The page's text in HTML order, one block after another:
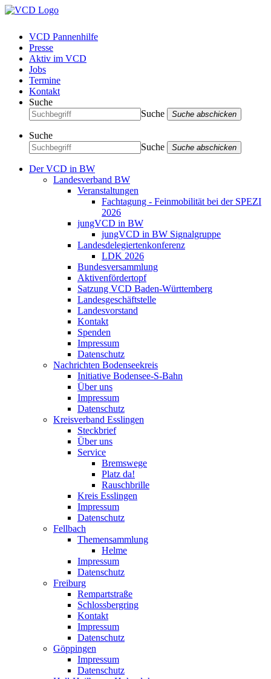
VCD Pannenhilfe
Presse
Aktiv im VCD
Jobs
Termine
Kontakt
Suche
Suche
Suche abschicken
Suche
Suche
Suche abschicken
Der VCD in BW
Landesverband BW
Veranstaltungen
Fachtagung - Feinmobilität bei der SPEZI
2026
jungVCD in BW
jungVCD in BW Signalgruppe
Landesdelegiertenkonferenz
LDK 2026
Bundesversammlung
Aktivenfördertopf
Satzung VCD Baden-Württemberg
Landesgeschäftstelle
Landesvorstand
Kontakt
Spenden
Impressum
Datenschutz
Nachrichten Bodenseekreis
Initiative Bodensee-S-Bahn
Über uns
Impressum
Datenschutz
Kreisverband Esslingen
Steckbrief
Über uns
Service
Bremswege
Platz da!
Rauschbrille
Kreis Esslingen
Impressum
Datenschutz
Fellbach
Themensammlung
Helme
Impressum
Datenschutz
Freiburg
Rempartstraße
Schlossbergring
Kontakt
Impressum
Datenschutz
Göppingen
Impressum
Datenschutz